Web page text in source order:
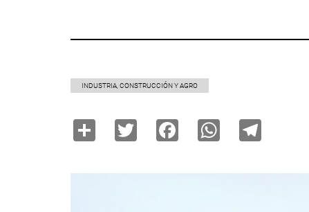
INDUSTRIA, CONSTRUCCIÓN Y AGRO
Share TwitterFacebookWhatsApp